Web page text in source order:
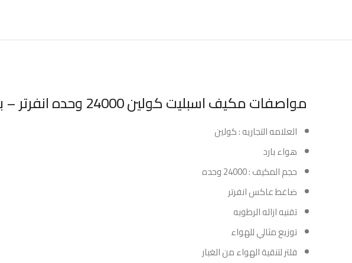
مواصفات مكيف اسبليت كولين 24000 وحده انفرتر – بارد:
العلامه التجاريه : كولين
هواء بارد
حجم المكيف : 24000 وحده
ضاغط عاكس انفرتر
تقنيه ازاله الرطوبه
توزيع مثالي للهواء
فلتر لتنقية الهواء من الغبار